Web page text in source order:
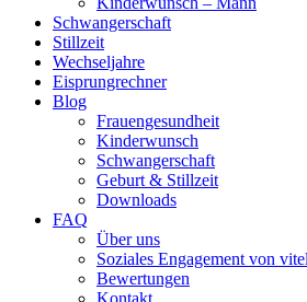
Schwangerschaft
Stillzeit
Wechseljahre
Eisprungrechner
Blog
Frauengesundheit
Kinderwunsch
Schwangerschaft
Geburt & Stillzeit
Downloads
FAQ
Über uns
Soziales Engagement von
Bewertungen
Kontakt